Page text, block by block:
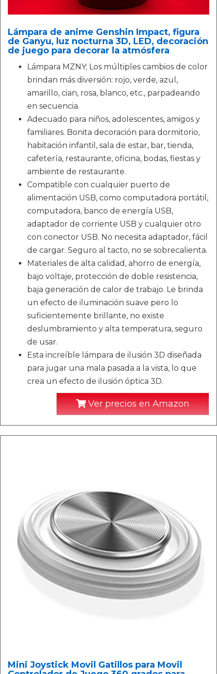
Lámpara de anime Genshin Impact, figura
de Ganyu, luz nocturna 3D, LED, decoración
de juego para decorar la atmósfera
Lámpara MZNY; Los múltiples cambios de color
brindan más diversión: rojo, verde, azul,
amarillo, cian, rosa, blanco, etc., parpadeando
en secuencia.
Adecuado para niños, adolescentes, amigos y
familiares. Bonita decoración para dormitorio,
habitación infantil, sala de estar, bar, tienda,
cafetería, restaurante, oficina, bodas, fiestas y
ambiente de restaurante.
Compatible con cualquier puerto de
alimentación USB, como computadora portátil,
computadora, banco de energía USB,
adaptador de corriente USB y cualquier otro
con conector USB. No necesita adaptador, fácil
de cargar. Seguro al tacto, no se sobrecalienta.
Materiales de alta calidad, ahorro de energía,
bajo voltaje, protección de doble resistencia,
baja generación de calor de trabajo. Le brinda
un efecto de iluminación suave pero lo
suficientemente brillante, no existe
deslumbramiento y alta temperatura, seguro
de usar.
Esta increíble lámpara de ilusión 3D diseñada
para jugar una mala pasada a la vista, lo que
crea un efecto de ilusión óptica 3D.
Ver precios en Amazon
Mini Joystick Movil Gatillos para Movil